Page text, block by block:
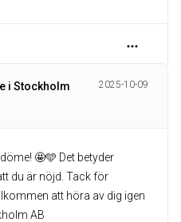
i Stockholm
2025-10-09
🤩🩵 Det betyder
du är nöjd. Tack för
att höra av dig igen
AB